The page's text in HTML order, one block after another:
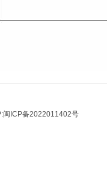
闽ICP备2022011402号